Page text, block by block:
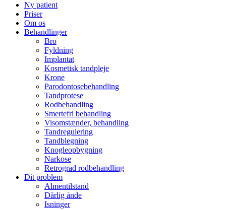
Ny patient
Priser
Om os
Behandlinger
Bro
Fyldning
Implantat
Kosmetisk tandpleje
Krone
Parodontosebehandling
Tandprotese
Rodbehandling
Smertefri behandling
Visomstænder, behandling
Tandregulering
Tandblegning
Knogleopbygning
Narkose
Retrograd rodbehandling
Dit problem
Almentilstand
Dårlig ånde
Isninger